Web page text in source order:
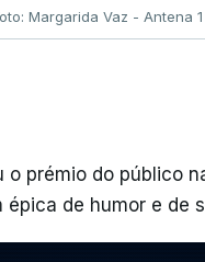
Margarida Vaz - Antena 1
prémio do público
de humor e de